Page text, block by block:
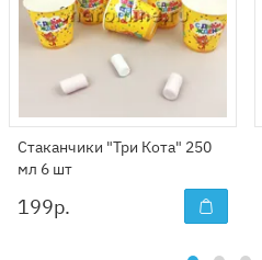
Стаканчики "Три Кота" 250
мл 6 шт
199р.